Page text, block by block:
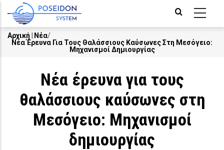
main
Breadcrumb
Αρχική Νέα/
Νέα Έρευνα Για Τους Θαλάσσιους Καύσωνες Στη Μεσόγειο:
Μηχανισμοί Δημιουργίας
Νέα έρευνα για τους
θαλάσσιους καύσωνες στη
Μεσόγειο: Μηχανισμοί
δημιουργίας